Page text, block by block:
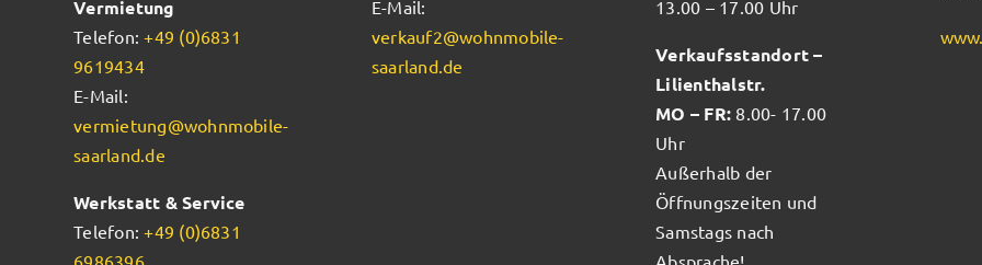
Vermietung
Telefon:+49 (0)6831
9619434
E-Mail:
vermietung@wohnmobile-
saarland.de
Werkstatt & Service
Telefon:+49 (0)6831
6986396
E-Mail:
verkauf2@wohnmobile-
saarland.de
13.00 – 17.00 Uhr
Verkaufsstandort –
Lilienthalstr.
MO – FR: 8.00- 17.00
Uhr
Außerhalb der
Öffnungszeiten und
Samstags nach
Absprache!